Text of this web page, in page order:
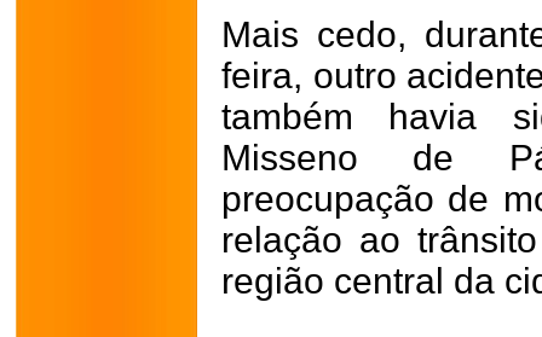
Mais cedo,
feira, outro
também havia
Misseno de
preocupação de
relação ao
região central da